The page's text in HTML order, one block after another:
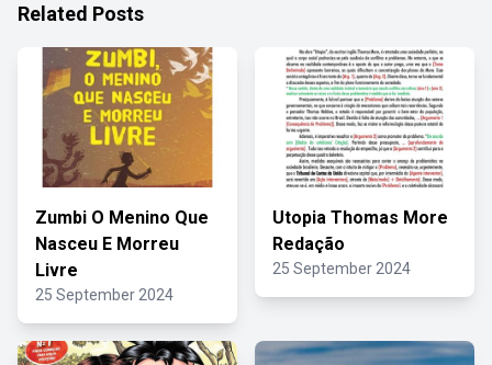
Related Posts
Zumbi O Menino Que
Nasceu E Morreu
Livre
25 September 2024
Utopia Thomas More
Redação
25 September 2024